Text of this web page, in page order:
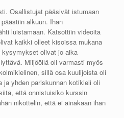
Osallistujat pääsivät istumaan
alkuun. Ihan
luistamaan. Katsottiin videoita
kaikki olleet kisoissa mukana
olivat jo aika
Miljööllä oli varmasti myös
sillä osa kuulijoista oli
ja yhden pariskunnan kotikieli oli
että onnistuisiko kurssin
nikottelin, että ei ainakaan ihan